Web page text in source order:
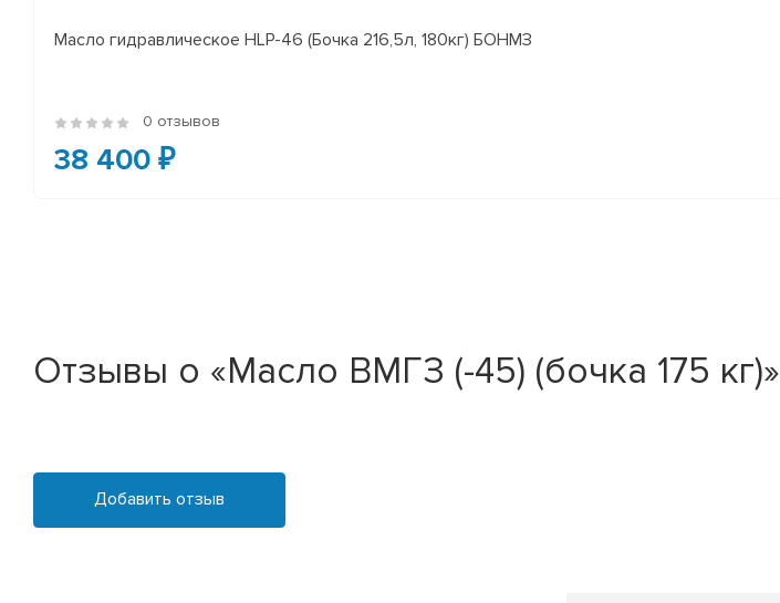
Масло гидравлическое HLP-46 (Бочка 216,5л, 180кг) БОНМЗ
0 отзывов
38 400 ₽
Отзывы о «Масло ВМГЗ (-45) (бочка 175 кг)»
Добавить отзыв